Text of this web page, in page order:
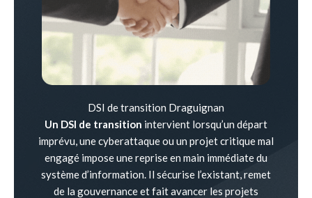
DSI de transition Draguignan
Un DSI de transition intervient lorsqu’un départ
imprévu, une cyberattaque ou un projet critique mal
engagé impose une reprise en main immédiate du
système d’information. Il sécurise l’existant, remet
de la gouvernance et fait avancer les projets